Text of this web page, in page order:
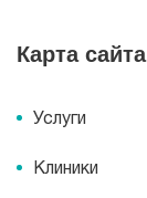
Карта сайта
Услуги
Клиники